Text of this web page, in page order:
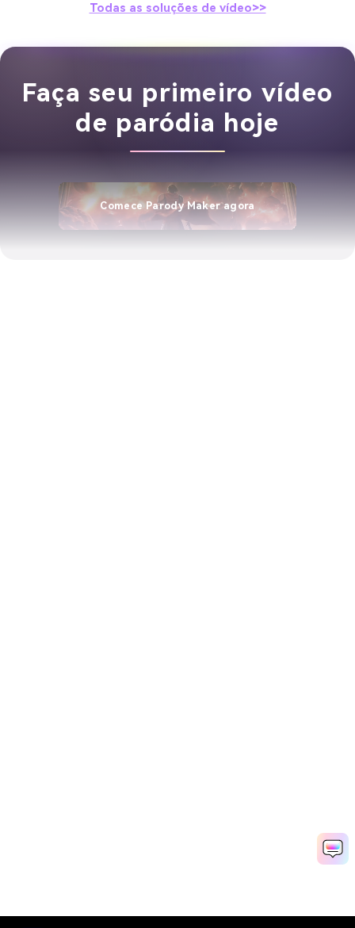
Todas as soluções de vídeo>>
Faça seu primeiro vídeo
de paródia hoje
Comece Parody Maker agora